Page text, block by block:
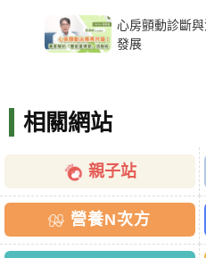
心房顫動診斷
發展
相關網站
親子站
營養N次方